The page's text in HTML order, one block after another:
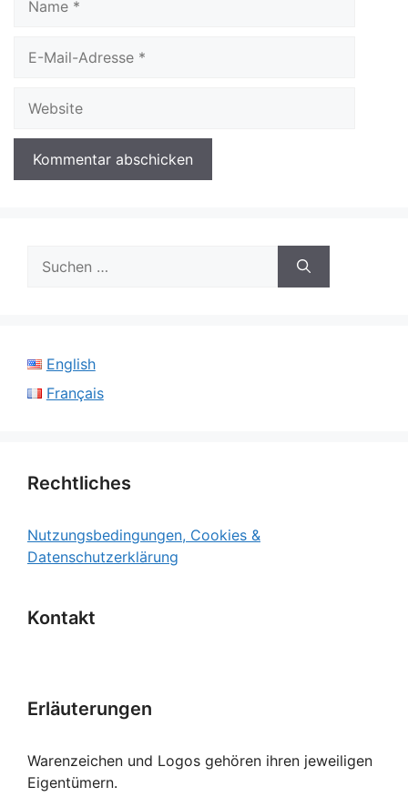
Mail-
nach:
English
Français
Rechtliches
Nutzungsbedingungen, Cookies &
Datenschutzerklärung
Kontakt
Erläuterungen
Warenzeichen und Logos gehören ihren jeweiligen
Eigentümern.